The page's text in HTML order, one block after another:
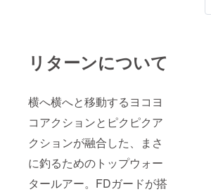
リターンについて
横へ横へと移動するヨコヨ
コアクションとピクピクア
クションが融合した、まさ
に釣るためのトップウォー
タールアー。FDガードが搭